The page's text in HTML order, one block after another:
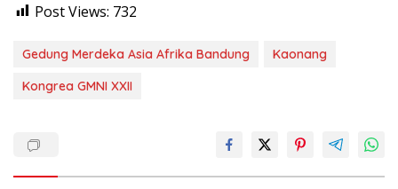
Post Views: 732
Gedung Merdeka Asia Afrika Bandung
Kaonang
Kongrea GMNI XXII